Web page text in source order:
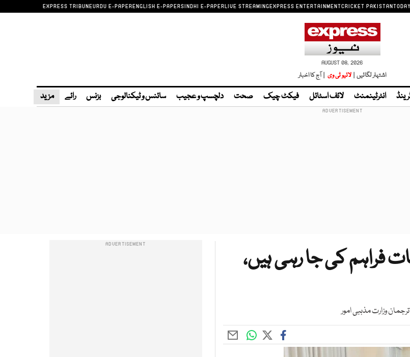
EXPRESS TRIBUNEURDU E-PAPERENGLISH E-PAPERSINDHI E-PAPERLIVE STREAMINGEXPRESS ENTERTAINMENTCRICKET PAKISTAN
AUGUST 08, 2026
اشتہار لگائیں | لائیو ٹی وی | آج کا اخبار
انٹرٹینمنٹ لائف اسٹائل فیکٹ چیک صحت دلچسپ و عجیب سائنس و ٹیکنالوجی بزنس رائے مزید
فراہم کی جا رہی ہیں،
وزارت مذہبی امور